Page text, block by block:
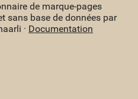
de marque-pages
sans base de données par
· Documentation